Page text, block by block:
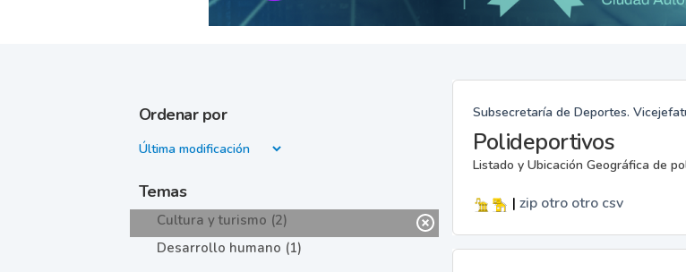
Ordenar por
Temas
Cultura y turismo (2)
Desarrollo humano (1)
Subsecretaría de Deportes.
Polideportivos
Listado y Ubicación Geográfica de
| zip otro otro csv